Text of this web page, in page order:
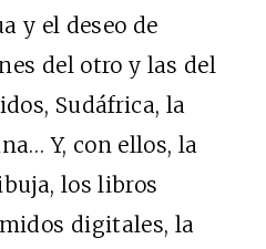
y el deseo de
del otro y las del
Sudáfrica, la
Y, con ellos, la
los libros
digitales, la